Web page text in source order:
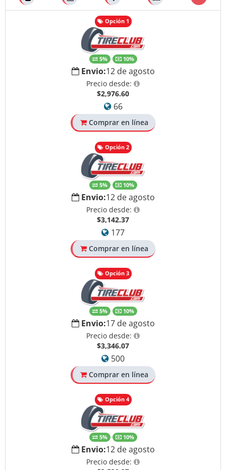
Opción 1
5% 10%
Envio:12 de agosto
Precio desde:
$2,976.60
66
Comprar en línea
Opción 2
5% 10%
Envio:12 de agosto
Precio desde:
$3,142.37
177
Comprar en línea
Opción 3
5% 10%
Envio:17 de agosto
Precio desde:
$3,346.07
500
Comprar en línea
Opción 4
5% 10%
Envio:12 de agosto
Precio desde: